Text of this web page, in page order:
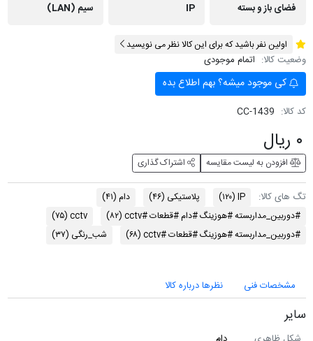
فضای باز و بسته
IP
سیم (LAN)
اولین نفر باشید که برای این کالا نظر می نویسید
وضعیت کالا: اتمام موجودی
کی موجود میشه؟ بهم اطلاع بده
کد کالا: CC-1439
۰ ریال
افزودن به لیست مقایسه اشتراک گذاری
تگ های کالا: IP (۱۲۰) پلاستیکی (۴۶) دام (۴۱)
#دوربین_مداربسته #هوزینگ #دام #قطعات #cctv
(۸۲) cctv (۷۵)
#دوربین_مداربسته #هوزینگ #قطعات #cctv
(۶۸) شب_رنگی (۳۷)
مشخصات فنی نظرها درباره کالا
سایر